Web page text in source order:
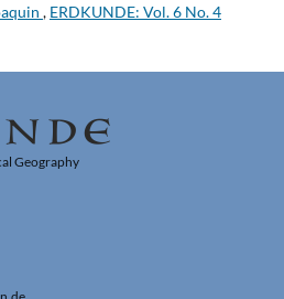
, ERDKUNDE: Vol. 6 No. 4
Geography